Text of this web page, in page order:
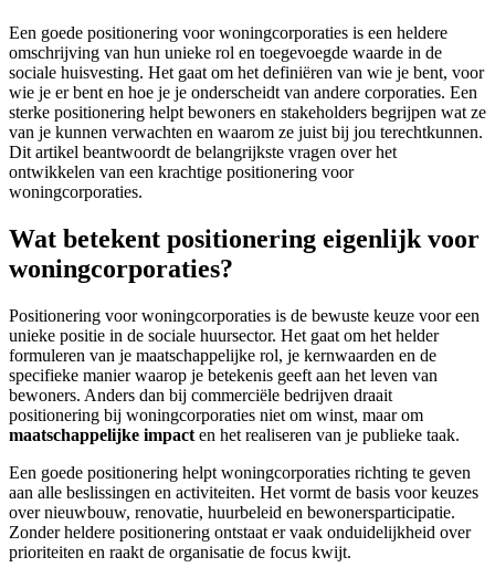
Een goede positionering voor woningcorporaties is een heldere
omschrijving van hun unieke rol en toegevoegde waarde in de
sociale huisvesting. Het gaat om het definiëren van wie je bent, voor
wie je er bent en hoe je je onderscheidt van andere corporaties. Een
sterke positionering helpt bewoners en stakeholders begrijpen wat ze
van je kunnen verwachten en waarom ze juist bij jou terechtkunnen.
Dit artikel beantwoordt de belangrijkste vragen over het
ontwikkelen van een krachtige positionering voor
woningcorporaties.
Wat betekent positionering eigenlijk voor
woningcorporaties?
Positionering voor woningcorporaties is de bewuste keuze voor een
unieke positie in de sociale huursector. Het gaat om het helder
formuleren van je maatschappelijke rol, je kernwaarden en de
specifieke manier waarop je betekenis geeft aan het leven van
bewoners. Anders dan bij commerciële bedrijven draait
positionering bij woningcorporaties niet om winst, maar om
maatschappelijke impact en het realiseren van je publieke taak.
Een goede positionering helpt woningcorporaties richting te geven
aan alle beslissingen en activiteiten. Het vormt de basis voor keuzes
over nieuwbouw, renovatie, huurbeleid en bewonersparticipatie.
Zonder heldere positionering ontstaat er vaak onduidelijkheid over
prioriteiten en raakt de organisatie de focus kwijt.